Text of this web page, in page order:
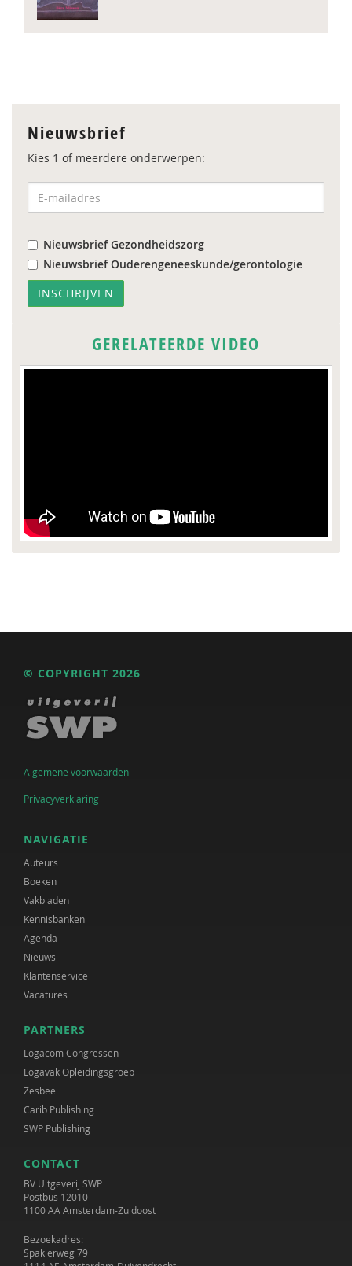
Nieuwsbrief
Kies 1 of meerdere onderwerpen:
Nieuwsbrief Gezondheidszorg
Nieuwsbrief Ouderengeneeskunde/gerontologie
GERELATEERDE VIDEO
© COPYRIGHT 2026
Algemene voorwaarden
Privacyverklaring
NAVIGATIE
Auteurs
Boeken
Vakbladen
Kennisbanken
Agenda
Nieuws
Klantenservice
Vacatures
PARTNERS
Logacom Congressen
Logavak Opleidingsgroep
Zesbee
Carib Publishing
SWP Publishing
CONTACT
BV Uitgeverij SWP
Postbus 12010
1100 AA Amsterdam-Zuidoost
Bezoekadres:
Spaklerweg 79